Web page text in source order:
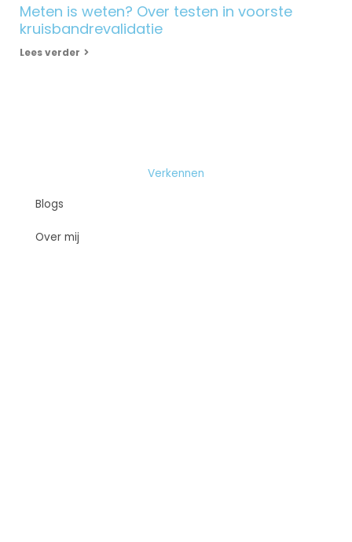
Meten is weten? Over testen in voorste
kruisbandrevalidatie
Lees verder
Verkennen
Blogs
Over mij